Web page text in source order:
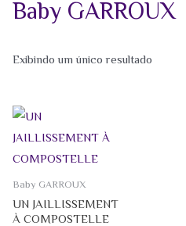
Baby GARROUX
Exibindo um único resultado
Baby GARROUX
UN JAILLISSEMENT
À COMPOSTELLE